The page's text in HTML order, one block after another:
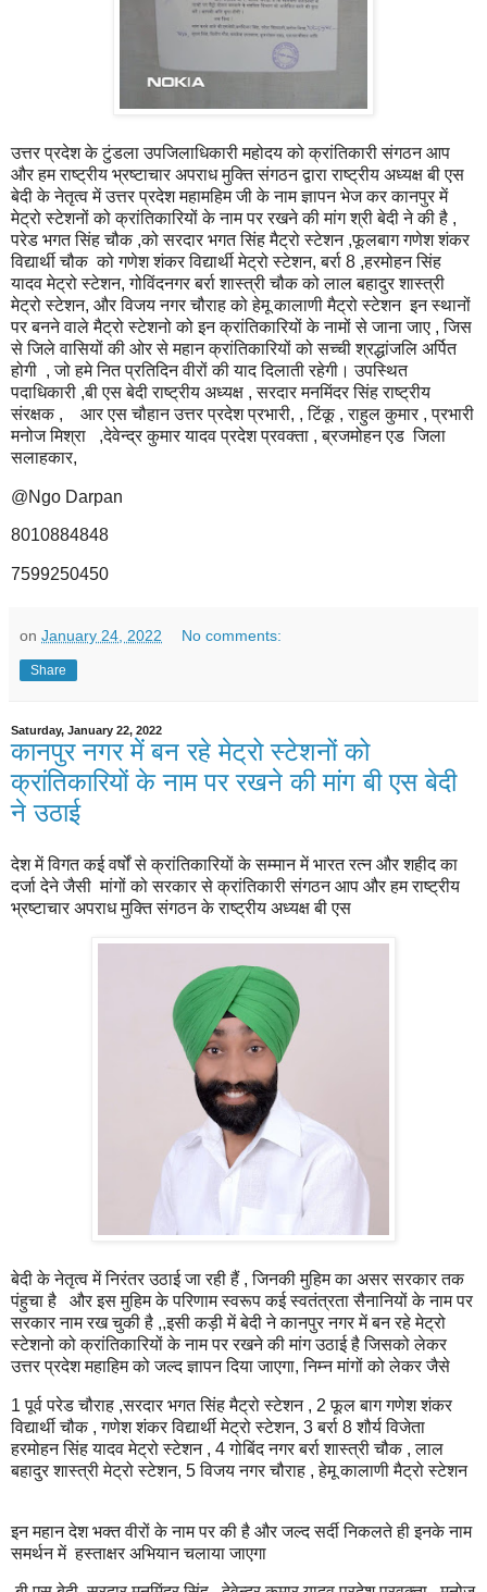
उत्तर प्रदेश के टुंडला उपजिलाधिकारी महोदय को क्रांतिकारी संगठन आप
और हम राष्ट्रीय भ्रष्टाचार अपराध मुक्ति संगठन द्वारा राष्ट्रीय अध्यक्ष बी एस
बेदी के नेतृत्व में उत्तर प्रदेश महामहिम जी के नाम ज्ञापन भेज कर कानपुर में
मेट्रो स्टेशनों को क्रांतिकारियों के नाम पर रखने की मांग श्री बेदी ने की है ,
परेड भगत सिंह चौक ,को सरदार भगत सिंह मैट्रो स्टेशन ,फूलबाग गणेश शंकर
विद्यार्थी चौक को गणेश शंकर विद्यार्थी मेट्रो स्टेशन, बर्रा 8 ,हरमोहन सिंह
यादव मेट्रो स्टेशन, गोविंदनगर बर्रा शास्त्री चौक को लाल बहादुर शास्त्री
मेट्रो स्टेशन, और विजय नगर चौराह को हेमू कालाणी मैट्रो स्टेशन इन स्थानों
पर बनने वाले मैट्रो स्टेशनो को इन क्रांतिकारियों के नामों से जाना जाए , जिस
से जिले वासियों की ओर से महान क्रांतिकारियों को सच्ची श्रद्धांजलि अर्पित
होगी , जो हमे नित प्रतिदिन वीरों की याद दिलाती रहेगी। उपस्थित
पदाधिकारी ,बी एस बेदी राष्ट्रीय अध्यक्ष , सरदार मनमिंदर सिंह राष्ट्रीय
संरक्षक , आर एस चौहान उत्तर प्रदेश प्रभारी, , टिंकू , राहुल कुमार , प्रभारी
मनोज मिश्रा ,देवेन्द्र कुमार यादव प्रदेश प्रवक्ता , ब्रजमोहन एड जिला
सलाहकार,
@Ngo Darpan
8010884848
7599250450
on January 24, 2022 No comments:
Share
Saturday, January 22, 2022
कानपुर नगर में बन रहे मेट्रो स्टेशनों को
क्रांतिकारियों के नाम पर रखने की मांग बी एस बेदी
ने उठाई
देश में विगत कई वर्षों से क्रांतिकारियों के सम्मान में भारत रत्न और शहीद का
दर्जा देने जैसी मांगों को सरकार से क्रांतिकारी संगठन आप और हम राष्ट्रीय
भ्रष्टाचार अपराध मुक्ति संगठन के राष्ट्रीय अध्यक्ष बी एस
बेदी के नेतृत्व में निरंतर उठाई जा रही हैं , जिनकी मुहिम का असर सरकार तक
पंहुचा है और इस मुहिम के परिणाम स्वरूप कई स्वतंत्रता सैनानियों के नाम पर
सरकार नाम रख चुकी है ,,इसी कड़ी में बेदी ने कानपुर नगर में बन रहे मेट्रो
स्टेशनो को क्रांतिकारियों के नाम पर रखने की मांग उठाई है जिसको लेकर
उत्तर प्रदेश महाहिम को जल्द ज्ञापन दिया जाएगा, निम्न मांगों को लेकर जैसे
1 पूर्व परेड चौराह ,सरदार भगत सिंह मैट्रो स्टेशन , 2 फूल बाग गणेश शंकर
विद्यार्थी चौक , गणेश शंकर विद्यार्थी मेट्रो स्टेशन, 3 बर्रा 8 शौर्य विजेता
हरमोहन सिंह यादव मेट्रो स्टेशन , 4 गोबिंद नगर बर्रा शास्त्री चौक , लाल
बहादुर शास्त्री मेट्रो स्टेशन, 5 विजय नगर चौराह , हेमू कालाणी मैट्रो स्टेशन
इन महान देश भक्त वीरों के नाम पर की है और जल्द सर्दी निकलते ही इनके नाम
समर्थन में हस्ताक्षर अभियान चलाया जाएगा